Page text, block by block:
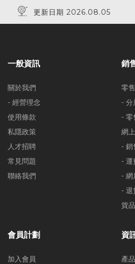
更新日期 2026.08.05
一般資訊
關於我們
- 經營理念
使用條款
私隱政策
人才招聘
常見問題
聯絡我們
銷
零
- 分
- 零
網
- 銷
- 運
- 網
- 退
貨
會員計劃
加入會員
資
產